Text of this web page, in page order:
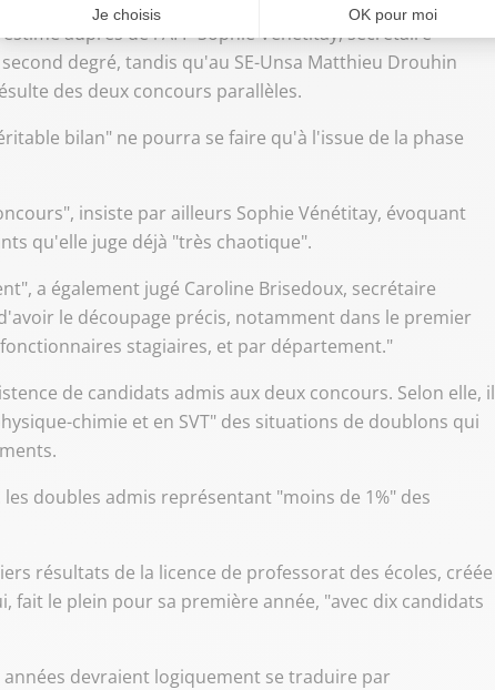
auprès de l'AFP Sophie Vénétitay, secrétaire
degré, tandis qu'au SE-Unsa Matthieu Drouhin
des deux concours parallèles.
bilan" ne pourra se faire qu'à l'issue de la phase
insiste par ailleurs Sophie Vénétitay, évoquant
qu'elle juge déjà "très chaotique".
a également jugé Caroline Brisedoux, secrétaire
le découpage précis, notamment dans le premier
stagiaires, et par département."
de candidats admis aux deux concours. Selon elle, il
chimie et en SVT" des situations de doublons qui
doubles admis représentant "moins de 1%" des
résultats de la licence de professorat des écoles, créée
fait le plein pour sa première année, "avec dix candidats
devraient logiquement se traduire par